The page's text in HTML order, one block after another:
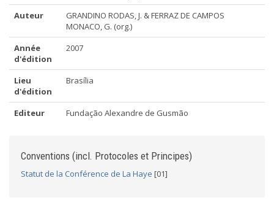
Auteur
GRANDINO RODAS, J. & FERRAZ DE CAMPOS
MONACO, G. (org.)
Année
d'édition
2007
Lieu
d'édition
Brasília
Editeur Fundação Alexandre de Gusmão
Conventions (incl. Protocoles et Principes)
Statut de la Conférence de La Haye [01]